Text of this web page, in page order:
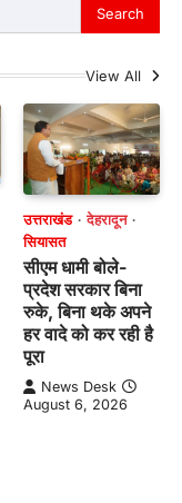
View All
उत्तराखंड
देहरादून
सियासत
सीएम धामी बोले-
प्रदेश सरकार बिना
रुके, बिना थके अपने
हर वादे को कर रही है
पूरा
News Desk
August 6, 2026